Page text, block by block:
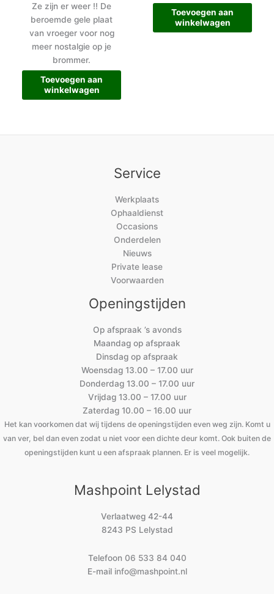
Ze zijn er weer !! De
beroemde gele plaat
van vroeger voor nog
meer nostalgie op je
brommer.
Toevoegen aan
winkelwagen
Toevoegen aan
winkelwagen
Service
Werkplaats
Ophaaldienst
Occasions
Onderdelen
Nieuws
Private lease
Voorwaarden
Openingstijden
Op afspraak ’s avonds
Maandag op afspraak
Dinsdag op afspraak
Woensdag 13.00 – 17.00 uur
Donderdag 13.00 – 17.00 uur
Vrijdag 13.00 – 17.00 uur
Zaterdag 10.00 – 16.00 uur
Het kan voorkomen dat wij tijdens de openingstijden even weg zijn. Komt u
van ver, bel dan even zodat u niet voor een dichte deur komt. Ook buiten de
openingstijden kunt u een afspraak plannen. Er is veel mogelijk.
Mashpoint Lelystad
Verlaatweg 42-44
8243 PS Lelystad
Telefoon 06 533 84 040
E-mail info@mashpoint.nl